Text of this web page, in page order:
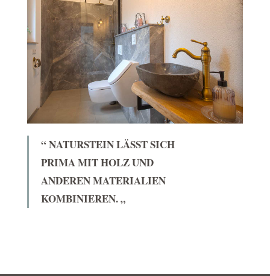
“ NATURSTEIN LÄSST SICH
PRIMA MIT HOLZ UND
ANDEREN MATERIALIEN
KOMBINIEREN. „